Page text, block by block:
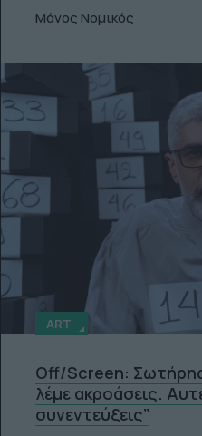
Μάνος Νομικός
ART
Off/Screen:
λέμε ακροάσεις.
συνεντεύξεις”